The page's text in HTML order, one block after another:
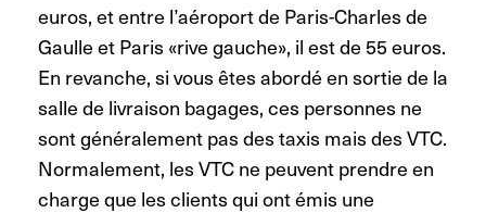
euros, et entre l’aéroport de Paris-Charles de
Gaulle et Paris «rive gauche», il est de 55 euros.
En revanche, si vous êtes abordé en sortie de la
salle de livraison bagages, ces personnes ne
sont généralement pas des taxis mais des VTC.
Normalement, les VTC ne peuvent prendre en
charge que les clients qui ont émis une